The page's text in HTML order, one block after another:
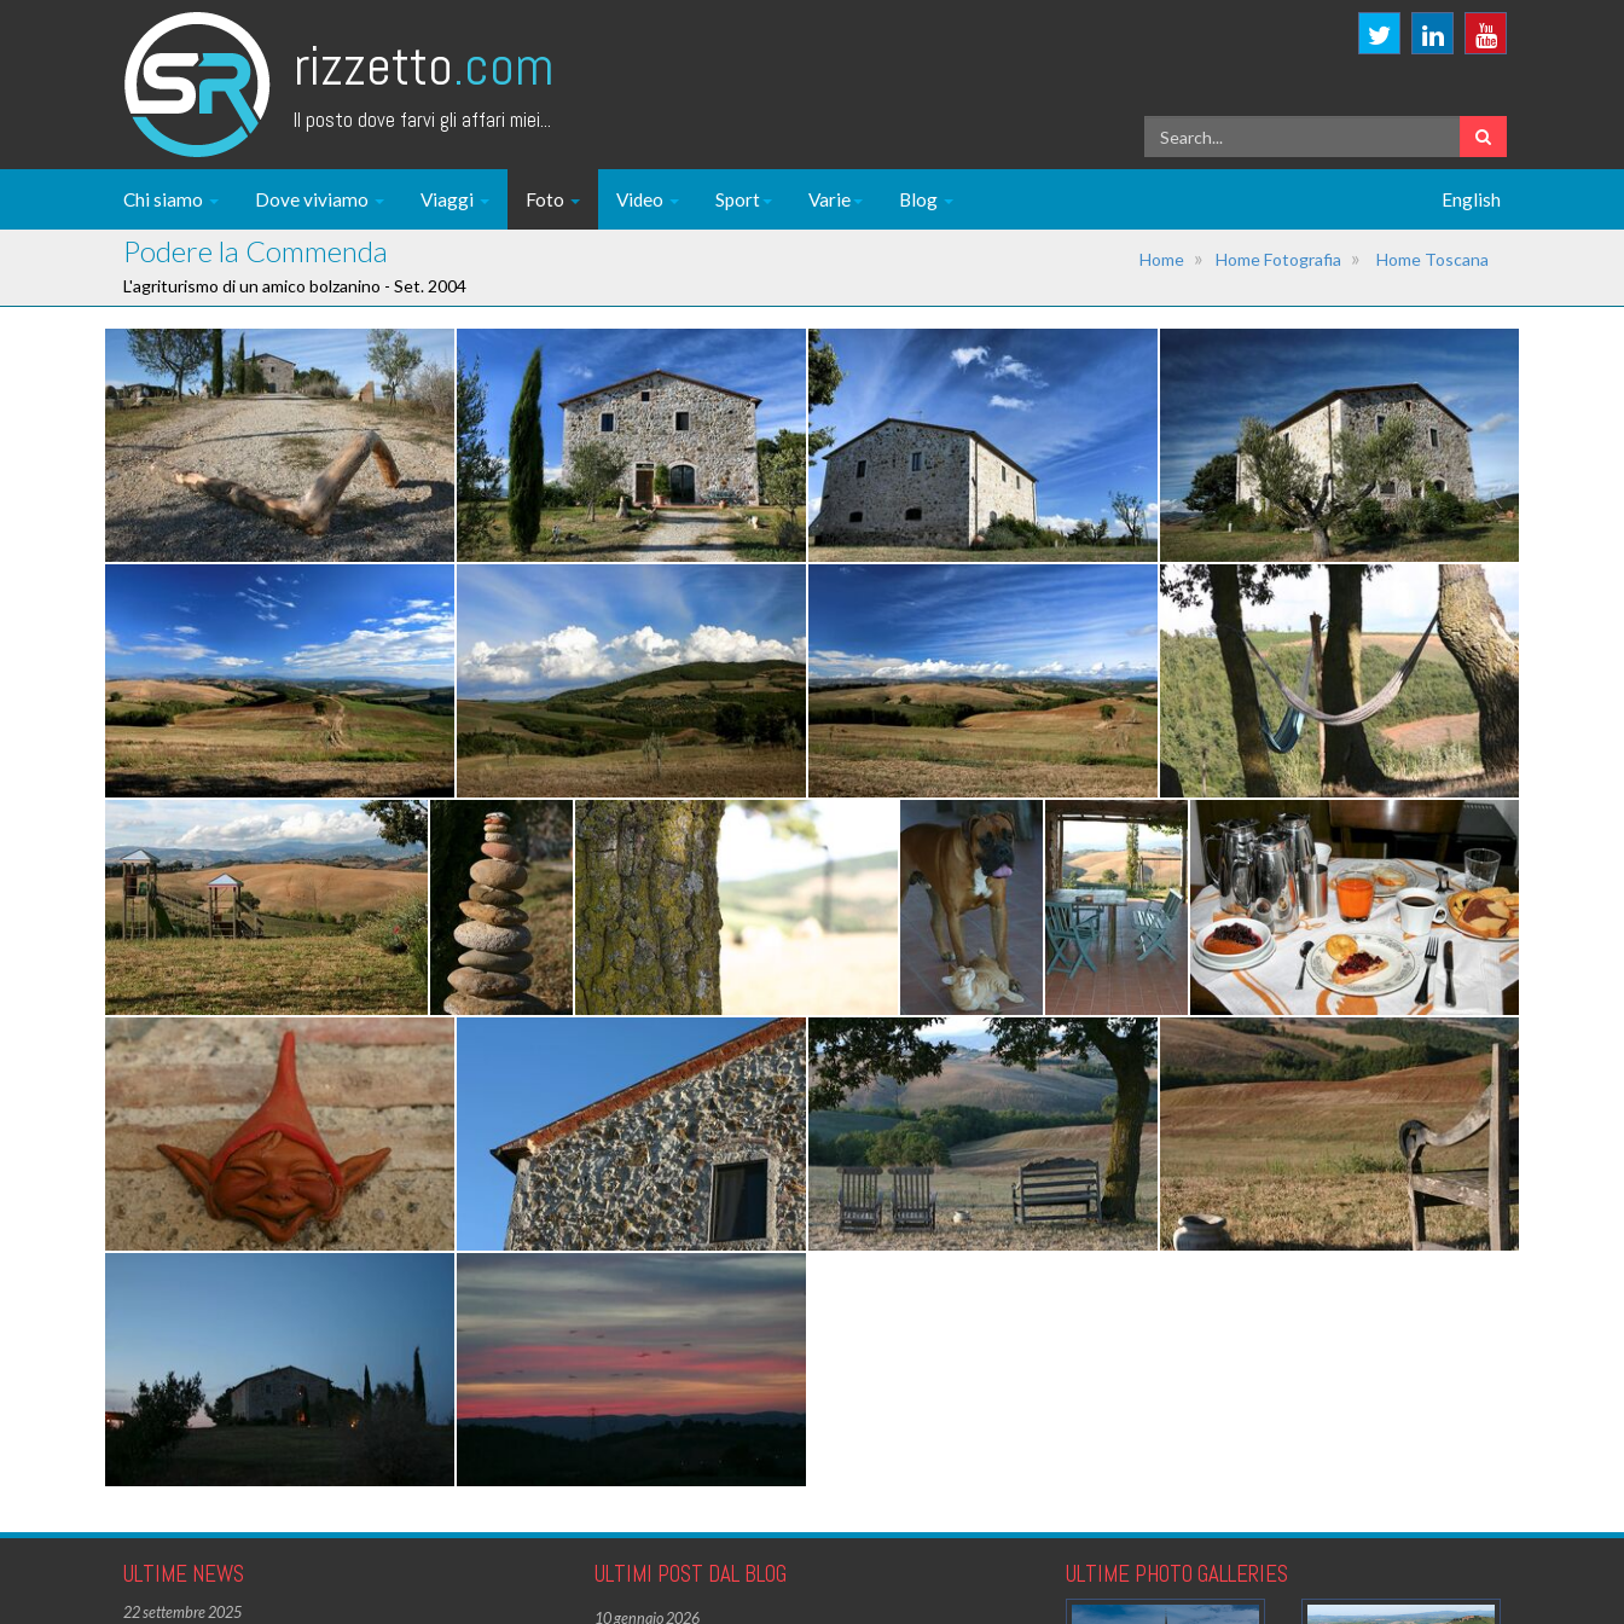
rizzetto.com
Il posto dove farvi gli affari miei...
Chi siamo Dove viviamo Viaggi Foto Video Sport Varie Blog English
Podere la Commenda
L'agriturismo di un amico bolzanino - Set. 2004
Home Home Fotografia Home Toscana
ULTIME NEWS
22 settembre 2025
ULTIMI POST DAL BLOG
10 gennaio 2026
ULTIME PHOTO GALLERIES